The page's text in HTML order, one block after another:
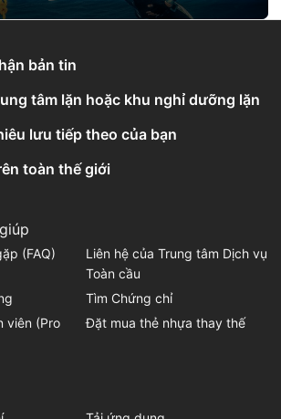
bản tin
tâm lặn hoặc khu nghỉ dưỡng lặn
lưu tiếp theo của bạn
toàn thế giới
(FAQ)
Liên hệ của Trung tâm Dịch vụ
Toàn cầu
Tìm Chứng chỉ
viên (Pro
Đặt mua thẻ nhựa thay thế